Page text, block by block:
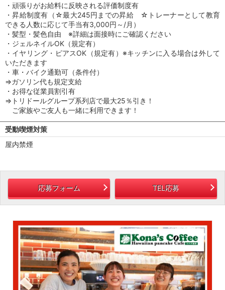
・頑張りがお給料に反映される評価制度有
・昇給制度有（☆最大245円までの昇給 ☆トレーナーとして教育
できる人数に応じて手当有3,000円～/月）
・髪型・髪色自由 ※詳細は面接時にご確認ください
・ジェルネイルOK（規定有）
・イヤリング・ピアスOK（規定有）※キッチンに入る場合は外して
いただきます
・車・バイク通勤可（条件付）
⇒ガソリン代も規定支給
・お得な従業員割引有
⇒トリドールグループ系列店で最大25％引き！
ご家族やご友人も一緒に利用できます！
受動喫煙対策
屋内禁煙
応募フォーム TEL応募